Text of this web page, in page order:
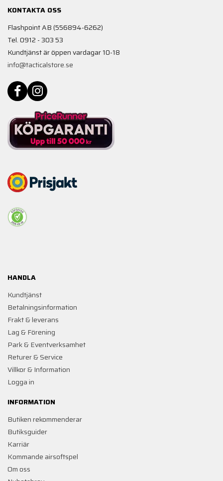
KONTAKTA OSS
Flashpoint AB (556894-6262)
Tel. 0912 - 303 53
Kundtjänst är öppen vardagar 10-18
info@tacticalstore.se
HANDLA
Kundtjänst
Betalningsinformation
Frakt & leverans
Lag & Förening
Park & Eventverksamhet
Returer & Service
Villkor & Information
Logga in
INFORMATION
Butiken rekommenderar
Butiksguider
Karriär
Kommande airsoftspel
Om oss